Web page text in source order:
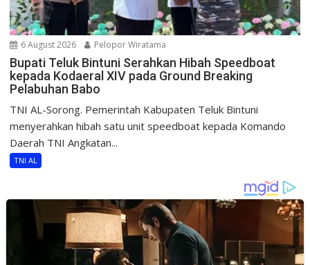
6 August 2026 Pelopor Wiratama
Bupati Teluk Bintuni Serahkan Hibah Speedboat
kepada Kodaeral XIV pada Ground Breaking
Pelabuhan Babo
TNI AL-Sorong. Pemerintah Kabupaten Teluk Bintuni
menyerahkan hibah satu unit speedboat kepada Komando
Daerah TNI Angkatan...
TNI AL